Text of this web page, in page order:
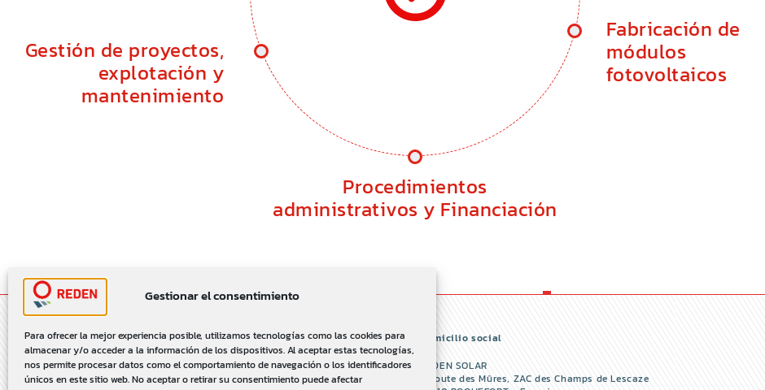
Gestionar el consentimiento
Para ofrecer la mejor experiencia posible, utilizamos tecnologías como las cookies para
almacenar y/o acceder a la información de los dispositivos. Al aceptar estas tecnologías,
nos permite procesar datos como el comportamiento de navegación o los identificadores
únicos en este sitio web. No aceptar o retirar su consentimiento puede afectar
Gestión de proyectos,
explotación y
mantenimiento
Fabricación de
módulos
fotovoltaicos
Procedimientos
administrativos y Financiación
Domicilio social
REDEN SOLAR
2 Route des Mûres, ZAC des Champs de Lescaze